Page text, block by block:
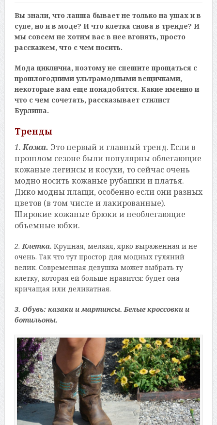
Вы знали, что лапша бывает не только на ушах и в
супе, но и в моде? И что клетка снова в тренде? И
мы совсем не хотим вас в нее вгонять, просто
расскажем, что с чем носить.
Мода циклична, поэтому не спешите прощаться с
прошлогодними ультрамодными вещичками,
некоторые вам еще понадобятся. Какие именно и
что с чем сочетать, рассказывает стилист
Бурлиша.
Тренды
1.Кожа. Это первый и главный тренд. Если в
прошлом сезоне были популярны облегающие
кожаные легинсы и косухи, то сейчас очень
модно носить кожаные рубашки и платья.
Дико модны плащи, особенно если они разных
цветов (в том числе и лакированные).
Широкие кожаные брюки и необлегающие
объемные юбки.
2.Клетка. Крупная, мелкая, ярко выраженная и не
очень. Так что тут простор для модных гуляний
велик. Современная девушка может выбрать ту
клетку, которая ей больше нравится: будет она
кричащая или деликатная.
3. Обувь: казаки и мартинсы. Белые кроссовки и
ботильоны.